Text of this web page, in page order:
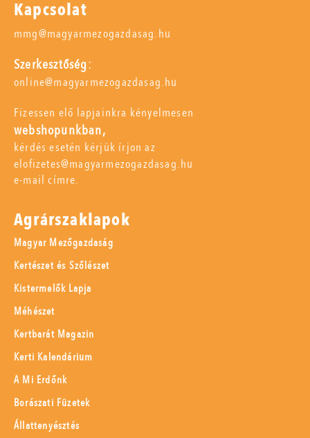
Kapcsolat
mmg@magyarmezogazdasag.hu
Szerkesztőség:
online@magyarmezogazdasag.hu
Fizessen elő lapjainkra kényelmesen
webshopunkban,
kérdés esetén kérjük írjon az
elofizetes@magyarmezogazdasag.hu
e-mail címre.
Agrárszaklapok
Magyar Mezőgazdaság
Kertészet és Szőlészet
Kistermelők Lapja
Méhészet
Kertbarát Magazin
Kerti Kalendárium
A Mi Erdőnk
Borászati Füzetek
Állattenyésztés